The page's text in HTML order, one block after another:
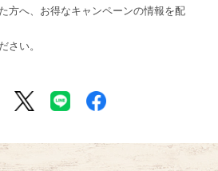
方へ、お得なキャンペーンの情報を配
さい。